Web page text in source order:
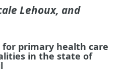
Lehoux, and
primary health care
in the state of